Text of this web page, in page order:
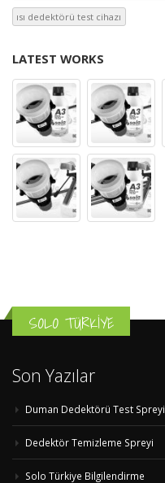
ısı dedektörü test cihazı
LATEST WORKS
SOLO TÜRKİYE
Son Yazılar
Duman Dedektörü Test Spreyi
Dedektör Temizleme Spreyi
Solo Türkiye Bilgilendirme